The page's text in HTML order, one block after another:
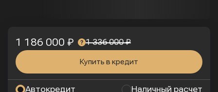
1 186 000 ₽ 1 336 000 ₽
Купить в кредит
Автокредит Наличный расчет